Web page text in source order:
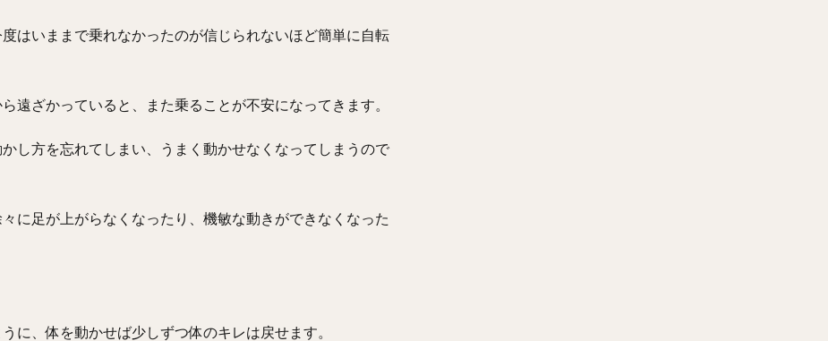
はいままで乗れなかったのが信じられないほど簡単に自転
遠ざかっていると、また乗ることが不安になってきます。
し方を忘れてしまい、うまく動かせなくなってしまうので
に足が上がらなくなったり、機敏な動きができなくなった
に、体を動かせば少しずつ体のキレは戻せます。